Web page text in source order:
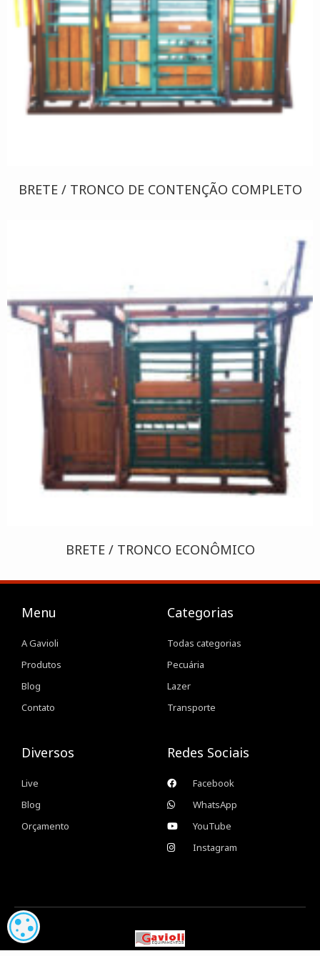
BRETE / TRONCO DE CONTENÇÃO COMPLETO
BRETE / TRONCO ECONÔMICO
Menu
A Gavioli
Produtos
Blog
Contato
Categorias
Todas categorias
Pecuária
Lazer
Transporte
Diversos
Live
Blog
Orçamento
Redes Sociais
Facebook
WhatsApp
YouTube
Instagram
CONFIGURAÇÃO DE COOKIES